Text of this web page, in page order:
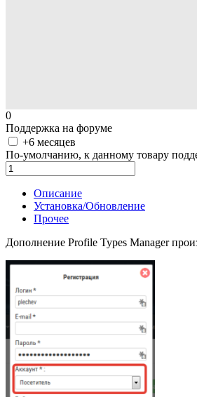
0
Поддержка на форуме
+6 месяцев
По-умолчанию, к данному товару
Описание
Установка/Обновление
Прочее
Дополнение Profile Types Manager